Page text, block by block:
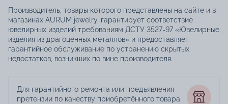
Производитель, товары которого представлены на сайте и в
магазинах AURUM jewelry, гарантирует соответствие
ювелирных изделий требованиям ДСТУ 3527-97 «Ювелирные
изделия из драгоценных металлов» и предоставляет
гарантийное обслуживание по устранению скрытых
недостатков, возникших по вине производителя.
Для гарантийного ремонта или предъявления
претензии по качеству приобретённого товара